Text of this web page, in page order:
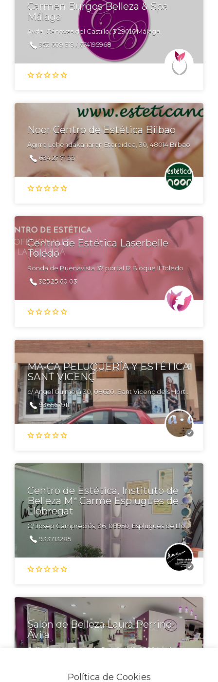
Carmen Burgos Belleza & Spa
Málaga
Avda. Cánovas del Castillo, 3 29016 Málaga.
952 609 319 / 674195968
Noor Centro de Estética Bilbao
Agirre Lehendakariaren Etorbidea, 30, 48014 Bilbao
634 27 71 33
Centro de Estética Laserbelle
Toledo
Ronda de Buenavista 37 portal 12 Bloque II Toledo
925 25 60 03
MA-CA PELUQUERÍA Y ESTÉTICA
SANT VICENÇ
c/ Angel Guimerà 30, 08620, Sant Vicenç dels Horts, Barcelona
936567911
Centro de Estética, Instituto de
Belleza Mª Carme Esplugues de
Llobregat
C/ Josep Campreciós, 36, 08950, Esplugues de Llobregat, Barcelona
933713285
Salón de Belleza Laura Perrino
Ávila
Calle Cronista Eduardo Ruiz Ayú, 12, 05004 Ávila
Política de Cookies